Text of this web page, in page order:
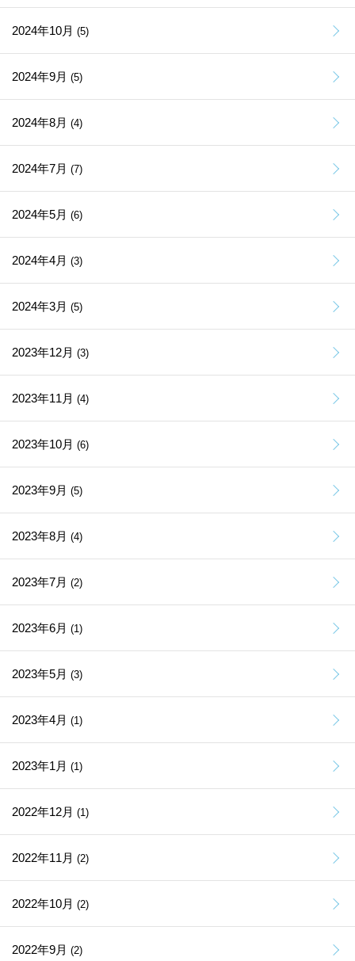
2024年10月 (5)
2024年9月 (5)
2024年8月 (4)
2024年7月 (7)
2024年5月 (6)
2024年4月 (3)
2024年3月 (5)
2023年12月 (3)
2023年11月 (4)
2023年10月 (6)
2023年9月 (5)
2023年8月 (4)
2023年7月 (2)
2023年6月 (1)
2023年5月 (3)
2023年4月 (1)
2023年1月 (1)
2022年12月 (1)
2022年11月 (2)
2022年10月 (2)
2022年9月 (2)